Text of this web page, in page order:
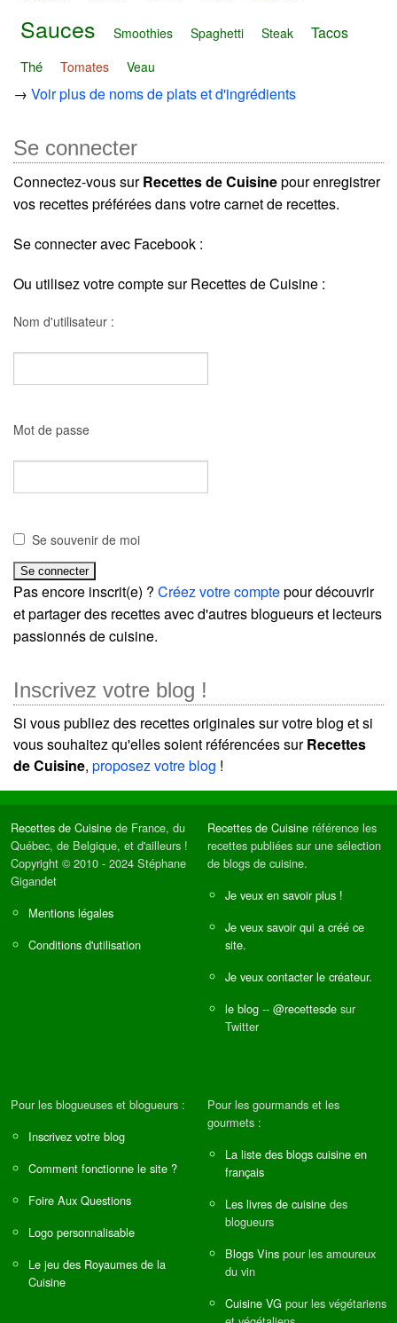
Sauces Smoothies Spaghetti Steak Tacos
Thé Tomates Veau
→ Voir plus de noms de plats et d'ingrédients
Se connecter
Connectez-vous surRecettes de Cuisinepour enregistrer
vos recettes préférées dans votre carnet de recettes.
Se connecter avec Facebook :
Ou utilisez votre compte sur Recettes de Cuisine :
Nom d'utilisateur :
Mot de passe
Se souvenir de moi
Pas encore inscrit(e) ? Créez votre comptepour découvrir
et partager des recettes avec d'autres blogueurs et lecteurs
passionnés de cuisine.
Inscrivez votre blog !
Si vous publiez des recettes originales sur votre blog et si
vous souhaitez qu'elles soient référencées surRecettes
de Cuisine, proposez votre blog !
Recettes de Cuisine de France, du
Québec, de Belgique, et d'ailleurs !
Copyright © 2010 - 2024 Stéphane
Gigandet
Mentions légales
Conditions d'utilisation
Recettes de Cuisine référence les
recettes publiées sur une sélection
de blogs de cuisine.
Je veux en savoir plus !
Je veux savoir qui a créé ce
site.
Je veux contacter le créateur.
le blog -- @recettesde sur
Twitter
Pour les blogueuses et blogueurs :
Inscrivez votre blog
Comment fonctionne le site ?
Foire Aux Questions
Logo personnalisable
Le jeu des Royaumes de la
Cuisine
Pour les gourmands et les
gourmets :
La liste des blogs cuisine en
français
Les livres de cuisine des
blogueurs
Blogs Vins pour les amoureux
du vin
Cuisine VG pour les végétariens